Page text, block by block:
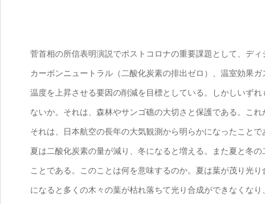
菅首相の所信表明演説でポストコロナの重要課題として、デ
カーボンニュートラル（二酸化炭素の排出ゼロ）、温室効果
温度を上昇させる要因の削減を目標としている。しかしいず
ないか。それは、森林やサンゴ礁の大切さと保護である。こ
それは、日本航空の長年の大気観測から明らかになったことで
夏は二酸化炭素の量が減り、冬になると増える。また夏と冬
ことである。このことは何を意味するのか。夏は葉が茂り光
になると多くの木々の葉が枯れ落ちて光り合成ができなくな